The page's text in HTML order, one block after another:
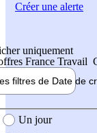
uniquement
France Travail
filtres de Date de
création de l'offre
Un jour
Créer une alerte